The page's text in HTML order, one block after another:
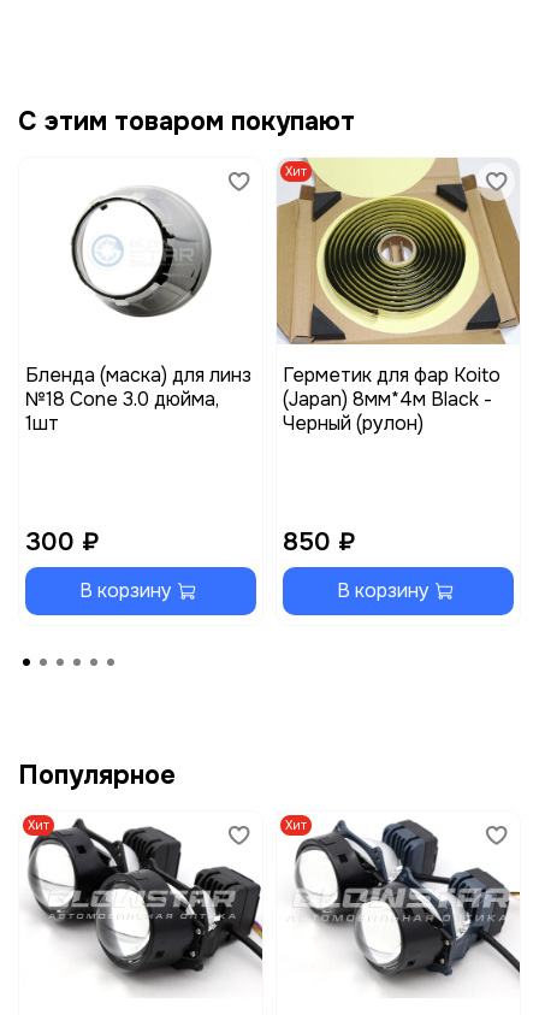
С этим товаром покупают
Бленда (маска) для линз
№18 Cone 3.0 дюйма,
1шт
300 ₽
В корзину
Хит
Герметик для фар Koito
(Japan) 8мм*4м Black -
Черный (рулон)
850 ₽
В корзину
Популярное
Хит Хит